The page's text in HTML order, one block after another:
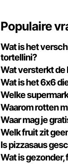
Populaire
Wat is het
tortellini?
Wat versterkt de
Wat is het 6x6
Welke
Waarom rotten
Waar mag je
Welk fruit zit
Is pizzasaus
Wat is